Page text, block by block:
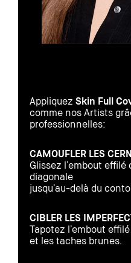
AppliquezSkin Full
comme nos Artists
professionnelles:
CAMOUFLER LES
Glissez l’embout
diagonale
jusqu’au-delà du
CIBLER LES
Tapotez l’embout
et les taches brunes.